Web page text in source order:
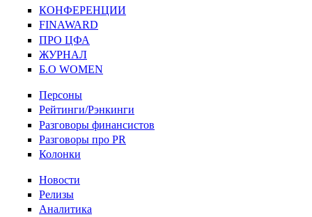
КОНФЕРЕНЦИИ
FINAWARD
ПРО ЦФА
ЖУРНАЛ
Б.О WOMEN
Персоны
Рейтинги/Рэнкинги
Разговоры финансистов
Разговоры про PR
Колонки
Новости
Релизы
Аналитика